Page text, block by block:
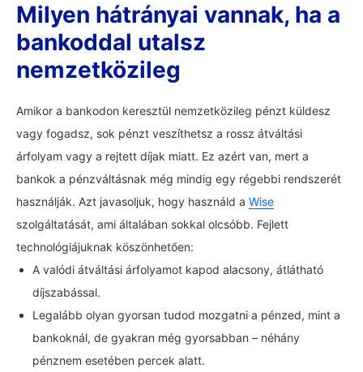
Milyen hátrányai vannak, ha a
bankoddal utalsz
nemzetközileg
Amikor a bankodon keresztül nemzetközileg pénzt küldesz
vagy fogadsz, sok pénzt veszíthetsz a rossz átváltási
árfolyam vagy a rejtett díjak miatt. Ez azért van, mert a
bankok a pénzváltásnak még mindig egy régebbi rendszerét
használják. Azt javasoljuk, hogy használd a Wise
szolgáltatását, ami általában sokkal olcsóbb. Fejlett
technológiájuknak köszönhetően:
A valódi átváltási árfolyamot kapod alacsony, átlátható
díjszabással.
Legalább olyan gyorsan tudod mozgatni a pénzed, mint a
bankoknál, de gyakran még gyorsabban – néhány
pénznem esetében percek alatt.